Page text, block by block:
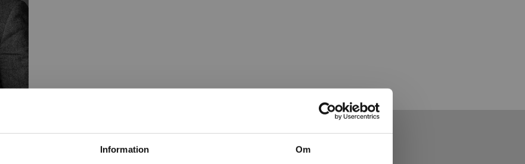
Information Om
Begränsad fraktregion
Produkter